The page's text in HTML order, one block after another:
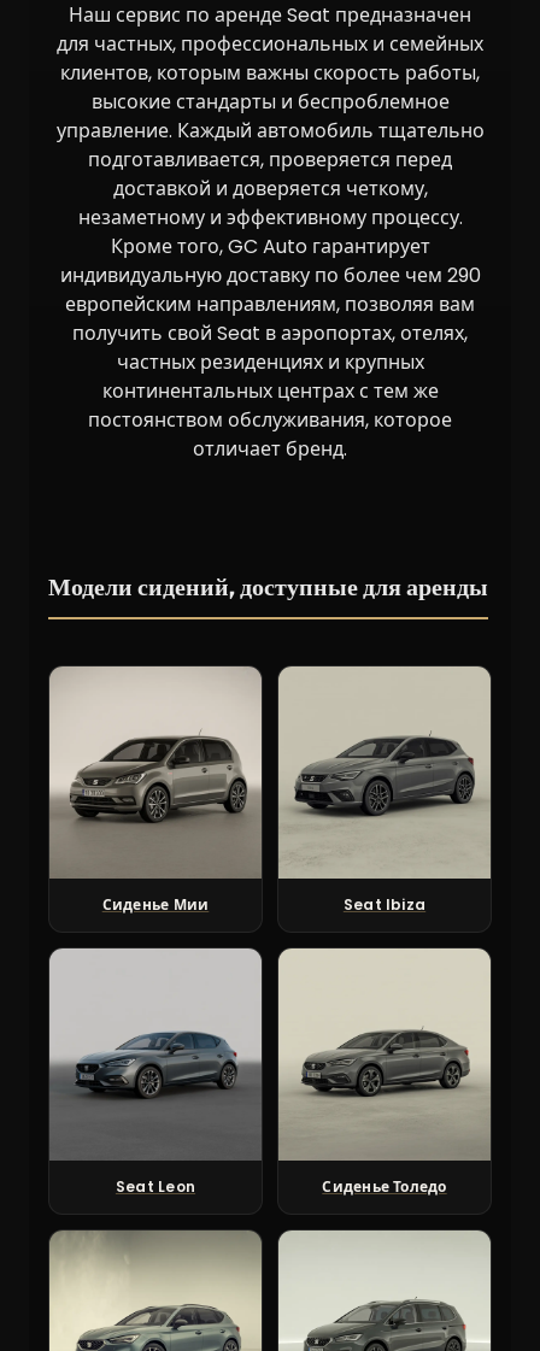
Наш сервис по аренде Seat предназначен
для частных, профессиональных и семейных
клиентов, которым важны скорость работы,
высокие стандарты и беспроблемное
управление. Каждый автомобиль тщательно
подготавливается, проверяется перед
доставкой и доверяется четкому,
незаметному и эффективному процессу.
Кроме того, GC Auto гарантирует
индивидуальную доставку по более чем 290
европейским направлениям, позволяя вам
получить свой Seat в аэропортах, отелях,
частных резиденциях и крупных
континентальных центрах с тем же
постоянством обслуживания, которое
отличает бренд.
Модели сидений, доступные для аренды
Сиденье Мии Seat Ibiza
Seat Leon Сиденье Толедо